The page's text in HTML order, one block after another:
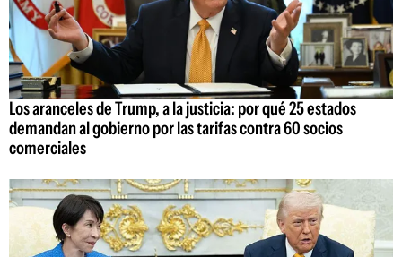
Los aranceles de Trump, a la justicia: por qué 25 estados
demandan al gobierno por las tarifas contra 60 socios
comerciales